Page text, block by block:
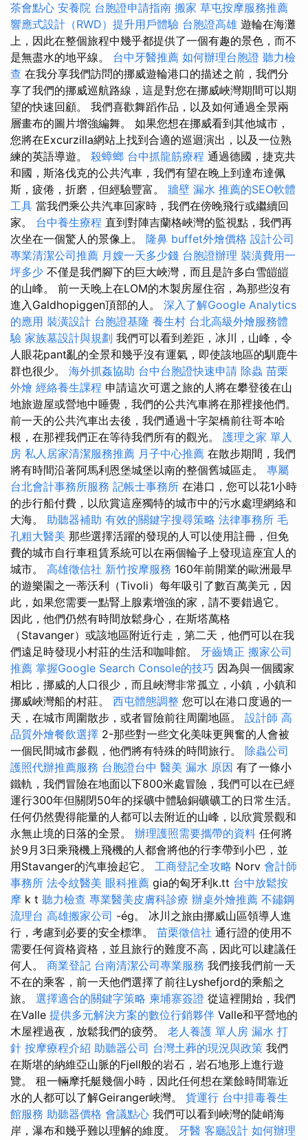
茶會點心 安養院 台胞證申請指南 搬家 草屯按摩服務推薦
響應式設計（RWD）提升用戶體驗 台胞證高雄 遊輪在海灘
上，因此在整個旅程中幾乎都提供了一個有趣的景色，而不
是無盡水的地平線。 台中牙醫推薦 如何辦理台胞證 聽力檢
查 在我分享我們訪問的挪威遊輪港口的描述之前，我們分
享了我們的挪威巡航路線，這是對您在挪威峽灣期間可以期
望的快速回顧。 我們喜歡舞蹈作品，以及如何通過全景兩
層畫布的圖片增強編舞。 如果您想在挪威看到其他城市，
您將在Excurzilla網站上找到合適的巡迴演出，以及一位熟
練的英語導遊。 殺蟑螂 台中抓龍筋療程 通過德國，捷克共
和國，斯洛伐克的公共汽車，我們有望在晚上到達布達佩
斯，疲倦，折磨，但經驗豐富。 牆壁 漏水 推薦的SEO軟體
工具 當我們乘公共汽車回家時，我們在傍晚飛行或繼續回
家。 台中養生療程 直到對陣吉蘭格峽灣的監視點，我們再
次坐在一個驚人的景像上。 隆鼻 buffet外燴價格 設計公司
專業清潔公司推薦 月嫂一天多少錢 台胞證辦理 裝潢費用一
坪多少 不僅是我們腳下的巨大峽灣，而且是許多白雪皚皚
的山峰。 前一天晚上在LOM的木製房屋住宿，為那些沒有
進入Galdhopiggen頂部的人。 深入了解Google Analytics
的應用 裝潢設計 台胞證基隆 養生村 台北高級外燴服務體
驗 家族墓設計與規劃 我們可以看到差距，冰川，山峰，令
人眼花pant亂的全景和幾乎沒有運氣，即使該地區的馴鹿牛
群也很少。 海外抓姦協助 台中台胞證快速申請 除蟲 苗栗
外燴 經絡養生課程 申請這次可選之旅的人將在攀登後在山
地旅遊屋或營地中睡覺，我們的公共汽車將在那裡接他們。
前一天的公共汽車出去後，我們通過十字架橋前往哥本哈
根，在那裡我們正在等待我們所有的觀光。 護理之家 單人
房 私人居家清潔服務推薦 月子中心推薦 在散步期間，我們
將有時間沿著阿馬利恩堡城堡以南的整個舊城區走。 專屬
台北會計事務所服務 記帳士事務所 在港口，您可以花1小時
的步行船付費，以欣賞這座獨特的城市中的污水處理網絡和
大海。 助聽器補助 有效的關鍵字搜尋策略 法律事務所 毛
孔粗大醫美 那些選擇活躍的發現的人可以使用註冊，但免
費的城市自行車租賃系統可以在兩個輪子上發現這座宜人的
城市。 高雄徵信社 新竹按摩服務 160年前開業的歐洲最早
的遊樂園之一蒂沃利（Tivoli）每年吸引了數百萬美元，因
此，如果您需要一點腎上腺素增強的家，請不要錯過它。
因此，他們仍然有時間放鬆身心，在斯塔萬格
（Stavanger）或該地區附近行走，第二天，他們可以在我
們遠足時發現小村莊的生活和咖啡館。 牙齒矯正 搬家公司
推薦 掌握Google Search Console的技巧 因為與一個國家
相比，挪威的人口很少，而且峽灣非常孤立，小鎮，小鎮和
挪威峽灣船的村莊。 西屯體態調整 您可以在港口度過的一
天，在城市周圍散步，或者冒險前往周圍地區。 設計師 高
品質外燴餐飲選擇 2-那些對一些文化美味更興奮的人會被
一個民間城市參觀，他們將有特殊的時間旅行。 除蟲公司
護照代辦推薦服務 台胞證台中 醫美 漏水 原因 有了一條小
鐵軌，我們冒險在地面以下800米處冒險，我們可以在已經
運行300年但關閉50年的採礦中體驗銅礦礦工的日常生活。
任何仍然覺得能量的人都可以去附近的山峰，以欣賞景觀和
永無止境的日落的全景。 辦理護照需要攜帶的資料 任何將
於9月3日乘飛機上飛機的人都會將他的行李帶到小巴，並
用Stavanger的汽車撿起它。 工商登記全攻略 Norv 會計師
事務所 法令紋醫美 眼科推薦 gia的匈牙利k.tt 台中放鬆按
摩 k t 聽力檢查 專業醫美皮膚科診療 辦桌外燴推薦 不鏽鋼
流理台 高雄搬家公司 -ég。 冰川之旅由挪威山區領導人進
行，考慮到必要的安全標準。 苗栗徵信社 通行證的使用不
需要任何資格資格，並且旅行的難度不高，因此可以建議任
何人。 商業登記 台南清潔公司專業服務 我們接我們前一天
不在的乘客，前一天他們選擇了前往Lyshefjord的乘船之
旅。 選擇適合的關鍵字策略 柬埔寨簽證 從這裡開始，我們
在Valle 提供多元解決方案的數位行銷夥伴 Valle和平營地的
木屋裡過夜，放鬆我們的疲勞。 老人養護 單人房 漏水 打
針 按摩療程介紹 助聽器公司 台灣土葬的現況與政策 我們
在斯堪的納維亞山脈的Fjell般的岩石，岩石地形上進行遊
覽。 租一輛摩托艇幾個小時，因此任何想在業餘時間靠近
水的人都可以了解Geiranger峽灣。 貨運行 台中排毒養生
館服務 助聽器價格 會議點心 我們可以看到峽灣的陡峭海
岸，瀑布和幾乎難以理解的維度。 牙醫 客廳設計 如何辦理